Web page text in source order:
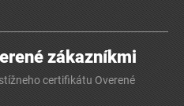
zákazníkmi
certifikátu Overené